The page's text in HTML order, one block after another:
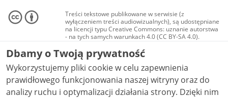
Treści tekstowe publikowane w serwisie (z
wyłączeniem treści audiowizualnych), są udostępniane
na licencji typu Creative Commons: uznanie autorstwa
- na tych samych warunkach 4.0 (CC BY-SA 4.0).
Materiały audiowizualne, w tym zdjęcia, materiały
audio i wideo, są udostępniane na licencji typu
Creative Commons: uznanie autorstwa użycie
niekomercyjne - bez utworów zależnych 4.0 (CC BY-
NC-ND 4.0), o ile nie jest to stwierdzone inaczej.
Dbamy o Twoją prywatność
Wykorzystujemy pliki cookie w celu zapewnienia
prawidłowego funkcjonowania naszej witryny oraz do
analizy ruchu i optymalizacji działania strony. Dzięki nim